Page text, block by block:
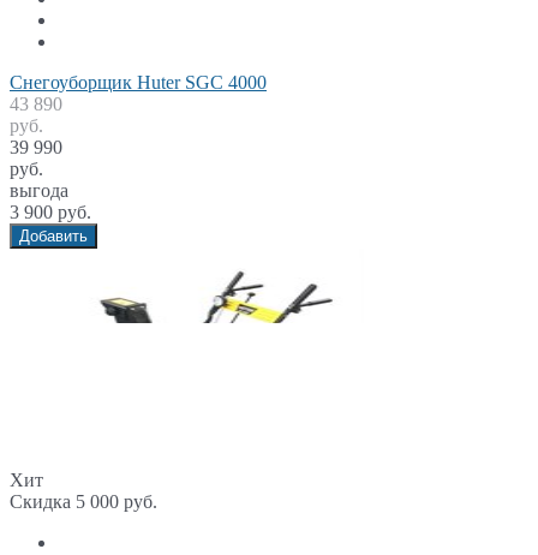
Снегоуборщик Huter SGC 4000
43 890
руб.
39 990
руб.
выгода
3 900 руб.
Добавить
Хит
Скидка 5 000 руб.